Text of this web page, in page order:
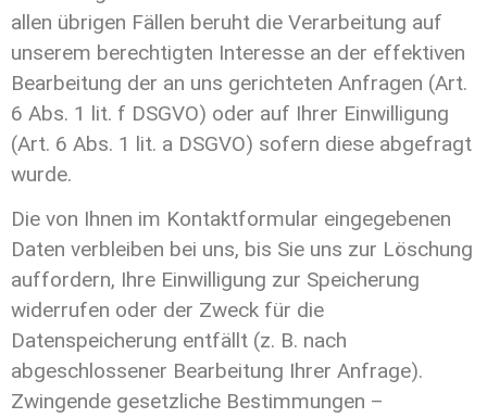
allen übrigen Fällen beruht die Verarbeitung auf
unserem berechtigten Interesse an der effektiven
Bearbeitung der an uns gerichteten Anfragen (Art.
6 Abs. 1 lit. f DSGVO) oder auf Ihrer Einwilligung
(Art. 6 Abs. 1 lit. a DSGVO) sofern diese abgefragt
wurde.
Die von Ihnen im Kontaktformular eingegebenen
Daten verbleiben bei uns, bis Sie uns zur Löschung
auffordern, Ihre Einwilligung zur Speicherung
widerrufen oder der Zweck für die
Datenspeicherung entfällt (z. B. nach
abgeschlossener Bearbeitung Ihrer Anfrage).
Zwingende gesetzliche Bestimmungen –